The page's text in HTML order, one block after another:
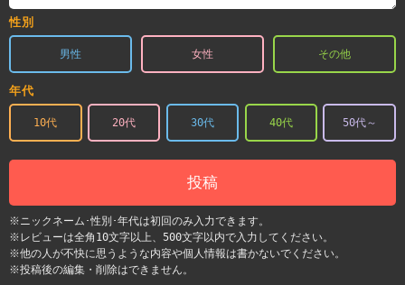
性別
男性 女性 その他
年代
10代 20代 30代 40代 50代～
投稿
※ニックネーム･性別･年代は初回のみ入力できます。
※レビューは全角10文字以上、500文字以内で入力してください。
※他の人が不快に思うような内容や個人情報は書かないでください。
※投稿後の編集・削除はできません。